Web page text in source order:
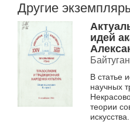
Другие
идей
В статье
научных
теории